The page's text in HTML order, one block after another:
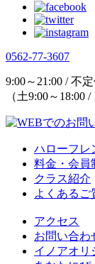
0562-77-3607
9:00～21:00 / 不
（土9:00～18:00 /
ハローフレ
料金・会員
クラス紹介
よくあるご
アクセス
お問い合わ
イノアオリ